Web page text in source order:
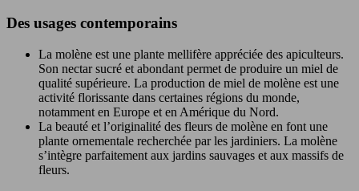
Des usages contemporains
La molène est une plante mellifère appréciée des apiculteurs.
Son nectar sucré et abondant permet de produire un miel de
qualité supérieure. La production de miel de molène est une
activité florissante dans certaines régions du monde,
notamment en Europe et en Amérique du Nord.
La beauté et l’originalité des fleurs de molène en font une
plante ornementale recherchée par les jardiniers. La molène
s’intègre parfaitement aux jardins sauvages et aux massifs de
fleurs.